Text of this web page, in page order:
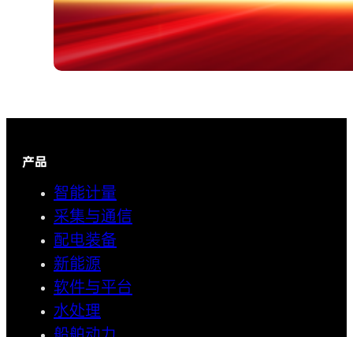
产品
智能计量
采集与通信
配电装备
新能源
软件与平台
水处理